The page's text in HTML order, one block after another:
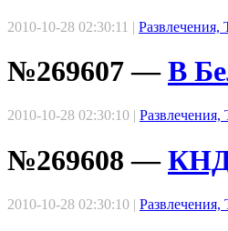
2010-10-28 02:30:11 | Развлечения,
№269607 —В
2010-10-28 02:30:10 | Развлечения,
№269608 —
2010-10-28 02:30:10 | Развлечения,